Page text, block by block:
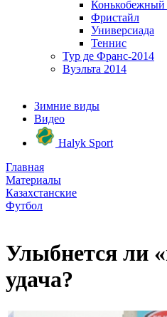
Конькобежный
Фристайл
Универсиада
Теннис
Тур де Франс-2014
Вуэльта 2014
Зимние виды
Видео
Halyk Sport
Главная
Материалы
Казахстанские
Футбол
Улыбнется ли
удача?